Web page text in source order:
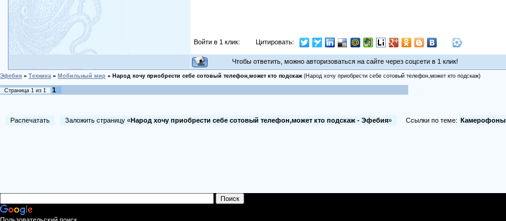
Войти в 1 клик: Цитировать:
Чтобы ответить, можно авторизоваться на сайте через соцсети в 1 клик!
Эфебия » Техника » Мобильный мир » Народ хочу приобрести себе сотовый телефон,может кто подскаж (Народ хочу приобрести себе сотовый телефон,может кто подскаж)
Страница 1 из 1
1
Распечатать Заложить страницу «Народ хочу приобрести себе сотовый телефон,может кто подскаж - Эфебия» Ссылки по теме: Камерофоны